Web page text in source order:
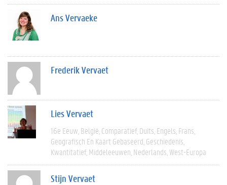
Ans Vervaeke
Frederik Vervaet
Lies Vervaet
16e Eeuw België Comparatief Duits Engels Frans
Geografisch En Kaart Gebaseerd Geschiedenis
Kwantitatief Middeleeuwen Nederlands West-Europa
Stijn Vervaet